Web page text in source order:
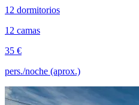
12 dormitorios
12 camas
35 €
pers./noche (aprox.)